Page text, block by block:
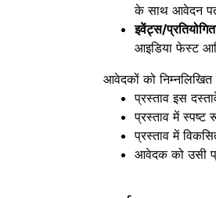
के साथ आवेदन
इवेंट्स/
आइडिया फेस्ट
आवेदकों को निम्नलिखित
प्रस्ताव इस
प्रस्ताव में
प्रस्ताव में
आवेदक को उसी